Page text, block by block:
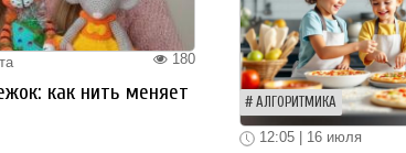
180
как нить меняет
АЛГОРИТМИКА
12:05 | 16 июля